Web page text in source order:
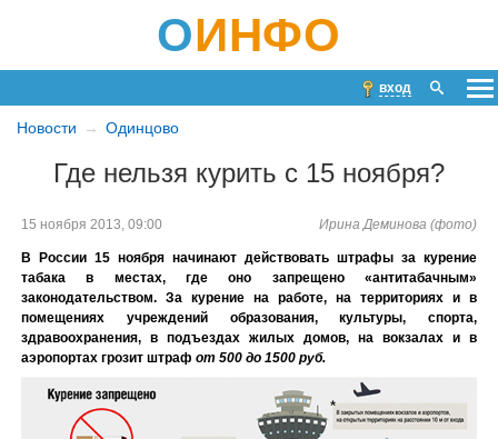
ОИНФО
вход
Новости Одинцово
Где нельзя курить с 15 ноября?
Ирина Деминова (фото)
15 ноября 2013, 09:00
В России 15 ноября начинают действовать штрафы за курение
табака в местах, где оно запрещено «антитабачным»
законодательством. За курение на работе, на территориях и в
помещениях учреждений образования, культуры, спорта,
здравоохранения, в подъездах жилых домов, на вокзалах и в
аэропортах грозит штраф от 500 до 1500 руб.